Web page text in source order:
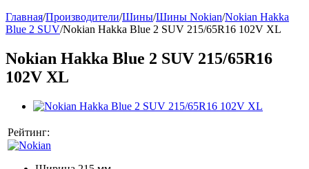
Главная/Производители/Шины/Шины Nokian/Nokian Hakka
Blue 2 SUV/Nokian Hakka Blue 2 SUV 215/65R16 102V XL
Nokian Hakka Blue 2 SUV 215/65R16
102V XL
Рейтинг: